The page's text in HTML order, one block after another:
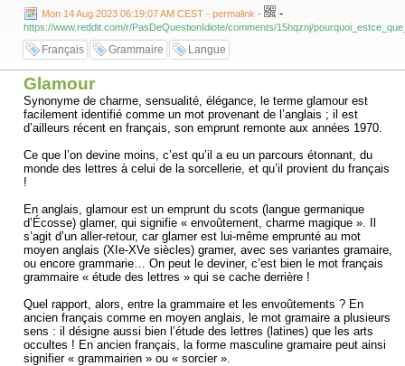
Mon 14 Aug 2023 06:19:07 AM CEST - permalink - -
https://www.reddit.com/r/PasDeQuestionIdiote/comments/15hqznj/
Français Grammaire Langue
Glamour
Synonyme de charme, sensualité, élégance, le terme glamour est
facilement identifié comme un mot provenant de l’anglais ; il est
d’ailleurs récent en français, son emprunt remonte aux années 1970.
Ce que l’on devine moins, c’est qu’il a eu un parcours étonnant, du
monde des lettres à celui de la sorcellerie, et qu’il provient du français
!
En anglais, glamour est un emprunt du scots (langue germanique
d’Écosse) glamer, qui signifie « envoûtement, charme magique ». Il
s’agit d’un aller-retour, car glamer est lui-même emprunté au mot
moyen anglais (XIe-XVe siècles) gramer, avec ses variantes gramaire,
ou encore grammarie… On peut le deviner, c’est bien le mot français
grammaire « étude des lettres » qui se cache derrière !
Quel rapport, alors, entre la grammaire et les envoûtements ? En
ancien français comme en moyen anglais, le mot gramaire a plusieurs
sens : il désigne aussi bien l’étude des lettres (latines) que les arts
occultes ! En ancien français, la forme masculine gramaire peut ainsi
signifier « grammairien » ou « sorcier ».